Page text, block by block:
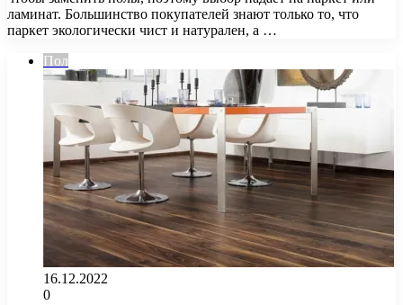
ламинат. Большинство покупателей знают только то, что
паркет экологически чист и натурален, а …
Пол
16.12.2022
0